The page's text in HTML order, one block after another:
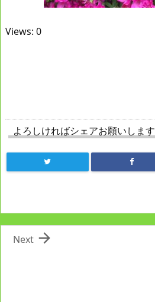
Views: 0
よろしければシェアお願いします

Next